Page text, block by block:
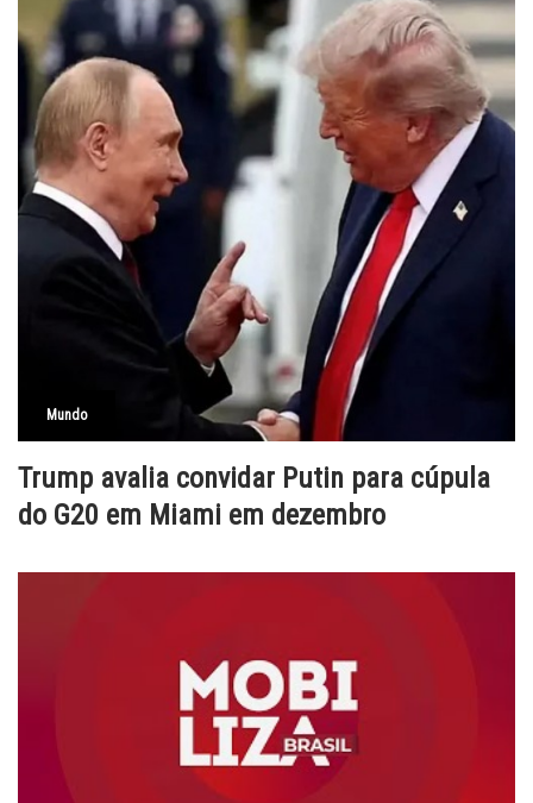
Mundo
Trump avalia convidar Putin para cúpula
do G20 em Miami em dezembro